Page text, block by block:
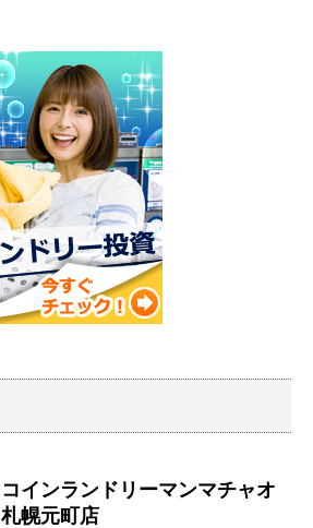
コインランドリーマンマチャオ
札幌元町店